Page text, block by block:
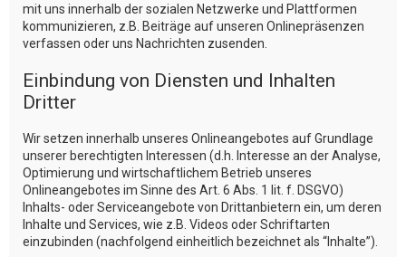
mit uns innerhalb der sozialen Netzwerke und Plattformen
kommunizieren, z.B. Beiträge auf unseren Onlinepräsenzen
verfassen oder uns Nachrichten zusenden.
Einbindung von Diensten und Inhalten
Dritter
Wir setzen innerhalb unseres Onlineangebotes auf Grundlage
unserer berechtigten Interessen (d.h. Interesse an der Analyse,
Optimierung und wirtschaftlichem Betrieb unseres
Onlineangebotes im Sinne des Art. 6 Abs. 1 lit. f. DSGVO)
Inhalts- oder Serviceangebote von Drittanbietern ein, um deren
Inhalte und Services, wie z.B. Videos oder Schriftarten
einzubinden (nachfolgend einheitlich bezeichnet als “Inhalte”).